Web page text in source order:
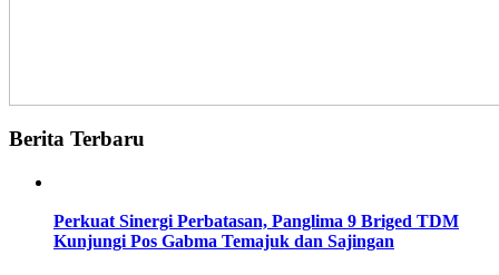
Berita Terbaru
Perkuat Sinergi Perbatasan, Panglima 9 Briged TDM
Kunjungi Pos Gabma Temajuk dan Sajingan